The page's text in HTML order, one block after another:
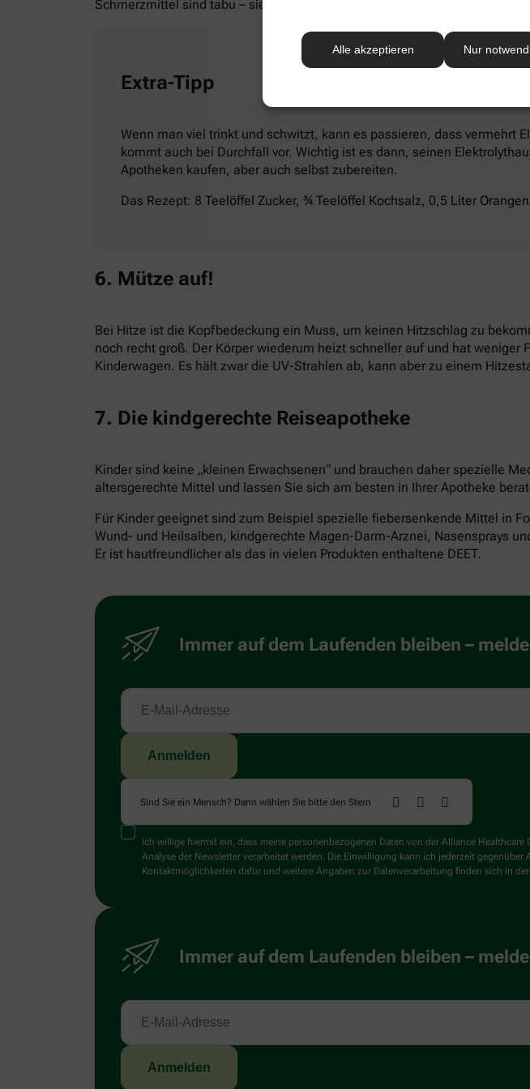
Alle akzeptieren Nur
Schmerzmittel sind tabu – sie können den Zustand verschlimmern.
Extra-Tipp
Wenn man viel trinkt und schwitzt, kann es passieren, dass vermehrt
kommt auch bei Durchfall vor. Wichtig ist es dann, seinen
Apotheken kaufen, aber auch selbst zubereiten.
Das Rezept: 8 Teelöffel Zucker, ¾ Teelöffel Kochsalz, 0,5 Liter
6. Mütze auf!
Bei Hitze ist die Kopfbedeckung ein Muss, um keinen Hitzschlag zu
noch recht groß. Der Körper wiederum heizt schneller auf und hat
Kinderwagen. Es hält zwar die UV-Strahlen ab, kann aber zu einem
7. Die kindgerechte Reiseapotheke
Kinder sind keine „kleinen Erwachsenen“ und brauchen daher spezielle
altersgerechte Mittel und lassen Sie sich am besten in Ihrer Apotheke
Für Kinder geeignet sind zum Beispiel spezielle fiebersenkende Mittel in
Wund- und Heilsalben, kindgerechte Magen-Darm-Arznei, Nasensprays
Er ist hautfreundlicher als das in vielen Produkten enthaltene DEET.
Immer auf dem Laufenden bleiben –
Sind Sie ein Mensch? Dann wählen Sie bitte den Stern
Ich willige hiermit ein, dass meine personenbezogenen Daten von der Alliance
Analyse der Newsletter verarbeitet werden. Die Einwilligung kann ich jederzeit
Kontaktmöglichkeiten dafür und weitere Angaben zur Datenverarbeitung finden sich in der
Immer auf dem Laufenden bleiben –